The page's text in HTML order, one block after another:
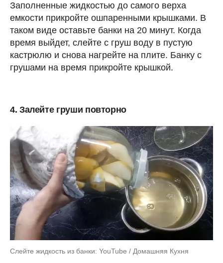
Заполненные жидкостью до самого верха
емкости прикройте ошпаренными крышками. В
таком виде оставьте банки на 20 минут. Когда
время выйдет, слейте с груш воду в пустую
кастрюлю и снова нагрейте на плите. Банку с
грушами на время прикройте крышкой.
4. Залейте груши повторно
Слейте жидкость из банки: YouTube / Домашняя Кухня